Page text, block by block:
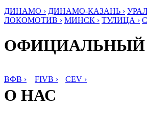
ДИНАМО › ДИНАМО-КАЗАНЬ ›
ЛОКОМОТИВ › МИНСК › ТУЛИЦА ›
ОФИЦИАЛЬНЫЙ
ВФВ › FIVB › CEV ›
О НАС